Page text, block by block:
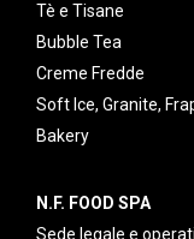
Tè e Tisane
Bubble Tea
Creme Fredde
Soft Ice, Granite,
Bakery
N.F. FOOD SPA
Sede legale e